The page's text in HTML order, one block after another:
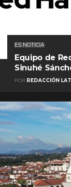
ES NOTICIA
Equipo de
Sinuhé
POR REDACCIÓN